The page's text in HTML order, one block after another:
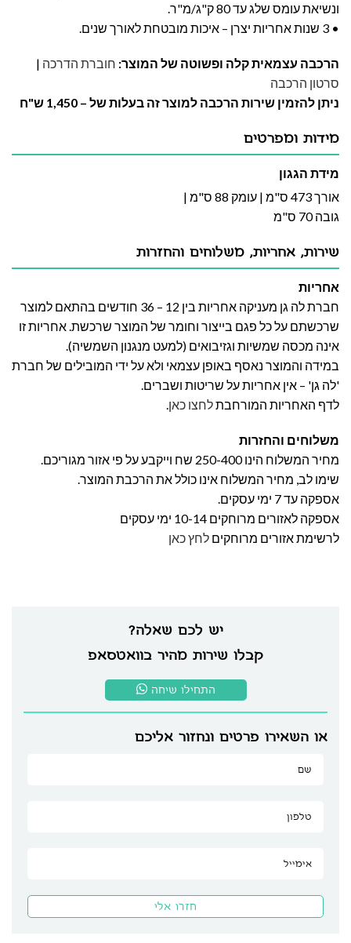
ונשיאת עומס שלג עד 80 ק"ג/מ"ר.
• 3 שנות אחריות יצרן – איכות מובטחת לאורך שנים.
הרכבה עצמאית קלה ופשוטה של המוצר: חוברת הדרכה |
סרטון הרכבה
ניתן להזמין שירות הרכבה למוצר זה בעלות של – 1,450 ש"ח
מידות ומפרטים
מידת הגגון
אורך 473 ס"מ | עומק 88 ס"מ |
גובה 70 ס"מ
יש לכם שאלה?
קבלו שירות מהיר בוואטסאפ
התחילו שיחה
או השאירו פרטים ונחזור אליכם
שירות, אחריות, משלוחים והחזרות
אחריות
חברת לה גן מעניקה אחריות בין 12 – 36 חודשים בהתאם למוצר
שרכשתם על כל פגם בייצור וחומר של המוצר שרכשת. אחריות זו
אינה מכסה שמשיות וגזיבואים (למעט מנגנון השמשיה).
במידה והמוצר נאסף באופן עצמאי ולא על ידי המובילים של חברת
'לה גן' – אין אחריות על שריטות ושברים.
לדף האחריות המורחבתלחצו כאן.
משלוחים והחזרות
מחיר המשלוח הינו 250-400 שח וייקבע על פי אזור מגוריכם.
שימו לב, מחיר המשלוח אינו כולל את הרכבת המוצר.
אספקה עד 7 ימי עסקים.
אספקה לאזורים מרוחקים 10-14 ימי עסקים
לרשימת אזורים מרוחקים לחץ כאן